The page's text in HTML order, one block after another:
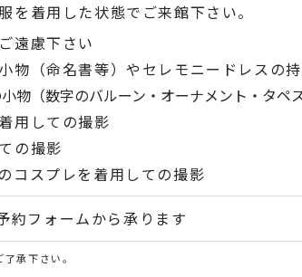
を着用した状態でご来館下さい。
遠慮下さい
物（命名書等）やセレモニードレスの
物（数字のバルーン・オーナメント・タペ
用しての撮影
の撮影
コスプレを着用しての撮影
約フォームから承ります
承下さい。